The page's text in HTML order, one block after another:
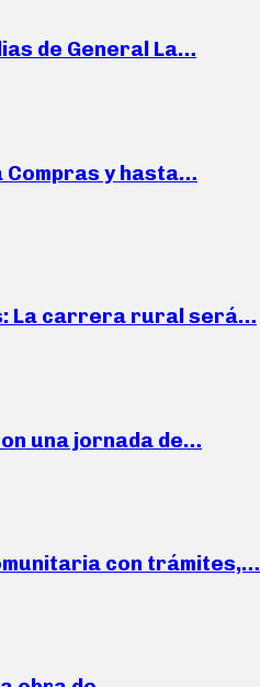
de General La…
Compras y hasta…
La carrera rural será…
una jornada de…
con trámites,…